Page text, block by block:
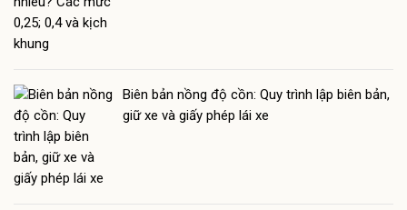
Biên bản nồng độ cồn: Quy trình lập biên bản,
giữ xe và giấy phép lái xe